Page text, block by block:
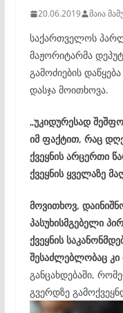
20.06.2019 მაია
საქართველოს
მაჟორიტარმა
გამოძიების
დასჯა მოითხოვა.
„უკიდურესად
იმ ფაქტით, რაც
ქვეყნის არცერთი
ქვეყნის ყველაზე
მოვითხოვ,
პასუხისმგებელი
ქვეყნის
შესაძლებლობაც კი
განცახდებაში,
გვერდზე